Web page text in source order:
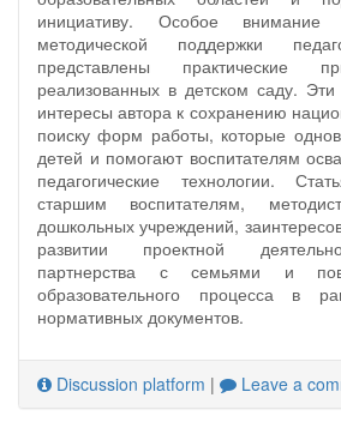
инициативу. Особое внимание
методической поддержки
представлены практические
реализованных в детском саду.
интересы автора к сохранению
поиску форм работы, которые
детей и помогают воспитателям
педагогические технологии.
старшим воспитателям,
дошкольных учреждений,
развитии проектной
партнерства с семьями и
образовательного процесса в
нормативных документов.
Discussion platform | Leave a